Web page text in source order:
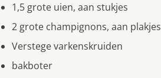
1,5 grote uien, aan stukjes
2 grote champignons, aan plakjes
Verstege varkenskruiden
bakboter